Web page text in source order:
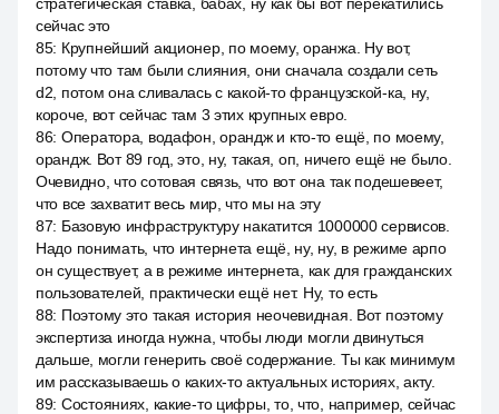
сейчас это
85: Крупнейший акционер, по моему, оранжа. Ну вот,
потому что там были слияния, они сначала создали сеть
d2, потом она сливалась с какой-то французской-ка, ну,
короче, вот сейчас там 3 этих крупных евро.
86: Оператора, водафон, орандж и кто-то ещё, по моему,
орандж. Вот 89 год, это, ну, такая, оп, ничего ещё не было.
Очевидно, что сотовая связь, что вот она так подешевеет,
что все захватит весь мир, что мы на эту
87: Базовую инфраструктуру накатится 1000000 сервисов.
Надо понимать, что интернета ещё, ну, ну, в режиме арпо
он существует, а в режиме интернета, как для гражданских
пользователей, практически ещё нет. Ну, то есть
88: Поэтому это такая история неочевидная. Вот поэтому
экспертиза иногда нужна, чтобы люди могли двинуться
дальше, могли генерить своё содержание. Ты как минимум
им рассказываешь о каких-то актуальных историях, акту.
89: Состояниях, какие-то цифры, то, что, например, сейчас